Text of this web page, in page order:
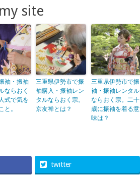
site
袖・振袖
ならおく
式で気を
と。
三重県伊勢市で振
袖購入・振袖レン
タルならおく宗。
京友禅とは？
三重県伊勢市で振
袖・振袖レンタル
ならおく宗。二十
歳に振袖を着る意
味は？
twitter